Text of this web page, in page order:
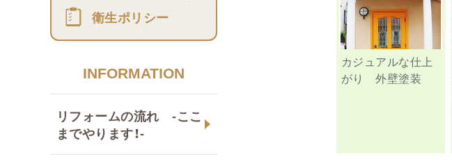
衛生ポリシー
INFORMATION
リフォームの流れ -ここ
までやります！-
カジュアルな仕上
がり 外壁塗装